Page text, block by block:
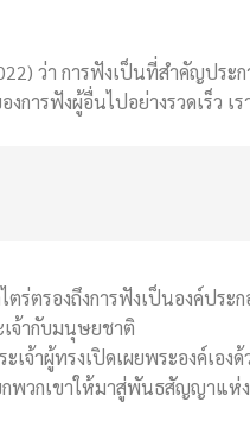
ว่า การฟังเป็นที่สำคัญประก
รฟังผู้อื่นไปอย่างรวดเร็ว เร
ตร่ตรองถึงการฟังเป็นองค์ปร
จ้ากับมนุษยชาติ
จ้าผู้ทรงเปิดเผยพระองค์เองด้
กพวกเขาให้มาสู่พันธสัญญาแห่